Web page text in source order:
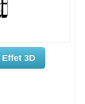
Effet 3D